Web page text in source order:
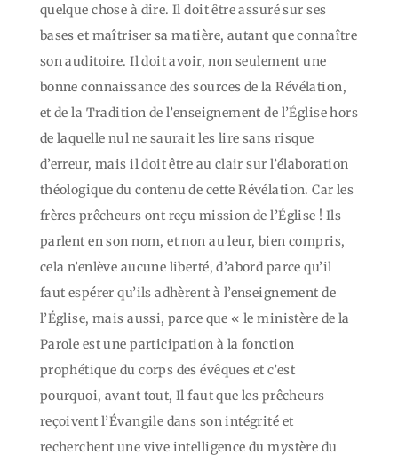
quelque chose à dire. Il doit être assuré sur ses
bases et maîtriser sa matière, autant que connaître
son auditoire. Il doit avoir, non seulement une
bonne connaissance des sources de la Révélation,
et de la Tradition de l’enseignement de l’Église hors
de laquelle nul ne saurait les lire sans risque
d’erreur, mais il doit être au clair sur l’élaboration
théologique du contenu de cette Révélation. Car les
frères prêcheurs ont reçu mission de l’Église ! Ils
parlent en son nom, et non au leur, bien compris,
cela n’enlève aucune liberté, d’abord parce qu’il
faut espérer qu’ils adhèrent à l’enseignement de
l’Église, mais aussi, parce que « le ministère de la
Parole est une participation à la fonction
prophétique du corps des évêques et c’est
pourquoi, avant tout, Il faut que les prêcheurs
reçoivent l’Évangile dans son intégrité et
recherchent une vive intelligence du mystère du